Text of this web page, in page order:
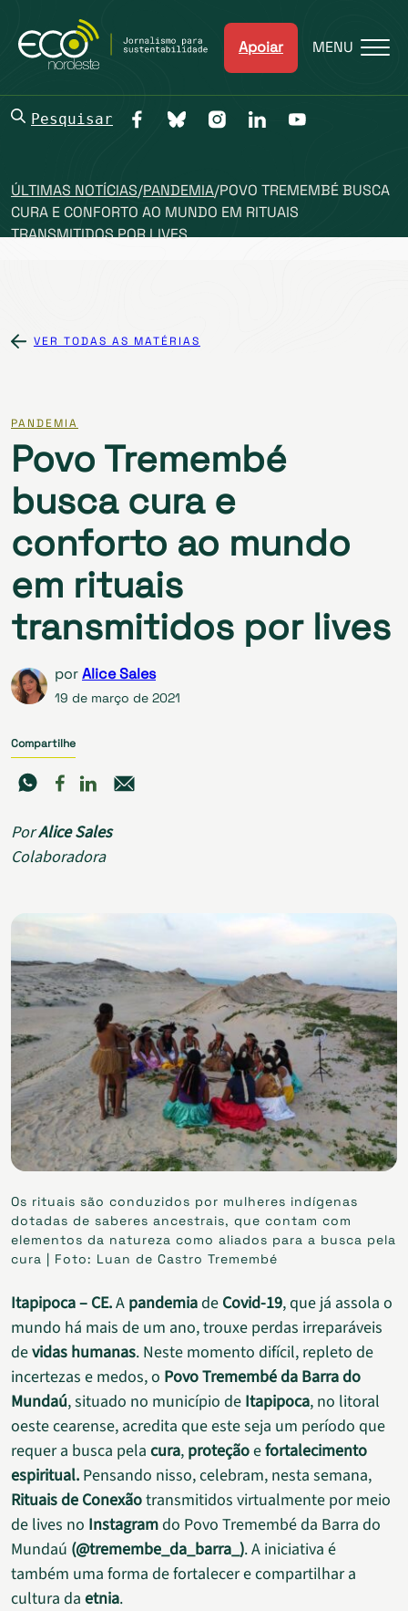
Apoiar MENU
Pesquisar
ÚLTIMAS NOTÍCIAS/PANDEMIA/POVO TREMEMBÉ BUSCA
CURA E CONFORTO AO MUNDO EM RITUAIS
TRANSMITIDOS POR LIVES
VER TODAS AS MATÉRIAS
PANDEMIA
Povo Tremembé
busca cura e
conforto ao mundo
em rituais
transmitidos por lives
porAlice Sales
19 de março de 2021
Compartilhe
PorAlice Sales
Colaboradora
Os rituais são conduzidos por mulheres indígenas
dotadas de saberes ancestrais, que contam com
elementos da natureza como aliados para a busca pela
cura | Foto: Luan de Castro Tremembé
Itapipoca – CE.A pandemiade Covid-19, que já assola o
mundo há mais de um ano, trouxe perdas irreparáveis
devidas humanas. Neste momento difícil, repleto de
incertezas e medos, o Povo Tremembé da Barra do
Mundaú, situado no município de Itapipoca, no litoral
oeste cearense, acredita que este seja um período que
requer a busca pela cura, proteçãoefortalecimento
espiritual. Pensando nisso, celebram, nesta semana,
Rituais de Conexãotransmitidos virtualmente por meio
de lives no Instagramdo Povo Tremembé da Barra do
Mundaú (@tremembe_da_barra_). A iniciativa é
também uma forma de fortalecer e compartilhar a
cultura da etnia.